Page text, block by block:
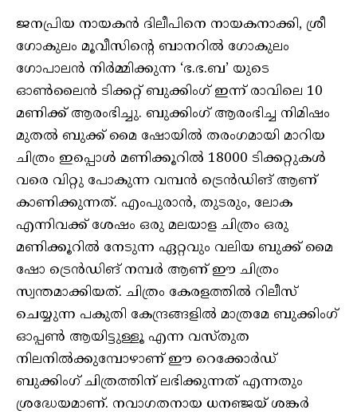
ജനപ്രിയ നായകൻ ദിലീപിനെ നായകനാക്കി, ശ്രീ
ഗോകുലം മൂവീസിൻ്റെ ബാനറിൽ ഗോകുലം
ഗോപാലൻ നിർമ്മിക്കുന്ന ‘ഭ.ഭ.ബ’ യുടെ
ഓൺലൈൻ ടിക്കറ്റ് ബുക്കിംഗ് ഇന്ന് രാവിലെ 10
മണിക്ക് ആരംഭിച്ചു. ബുക്കിംഗ് ആരംഭിച്ച നിമിഷം
മുതൽ ബുക്ക് മൈ ഷോയിൽ തരംഗമായി മാറിയ
ചിത്രം ഇപ്പൊൾ മണിക്കൂറിൽ 18000 ടിക്കറ്റുകൾ
വരെ വിറ്റു പോകുന്ന വമ്പൻ ട്രെൻഡിങ് ആണ്
കാണിക്കുന്നത്. എംപുരാൻ, തുടരും, ലോക
എന്നിവക്ക് ശേഷം ഒരു മലയാള ചിത്രം ഒരു
മണിക്കൂറിൽ നേടുന്ന ഏറ്റവും വലിയ ബുക്ക് മൈ
ഷോ ട്രെൻഡിങ് നമ്പർ ആണ് ഈ ചിത്രം
സ്വന്തമാക്കിയത്. ചിത്രം കേരളത്തിൽ റിലീസ്
ചെയ്യുന്ന പകുതി കേന്ദ്രങ്ങളിൽ മാത്രമേ ബുക്കിംഗ്
ഓപ്പൺ ആയിട്ടുള്ളൂ എന്ന വസ്തുത
നിലനിൽക്കുമ്പോഴാണ് ഈ റെക്കോർഡ്
ബുക്കിംഗ് ചിത്രത്തിന് ലഭിക്കുന്നത് എന്നതും
ശ്രദ്ധേയമാണ്. നവാഗതനായ ധനഞ്ജയ് ശങ്കർ